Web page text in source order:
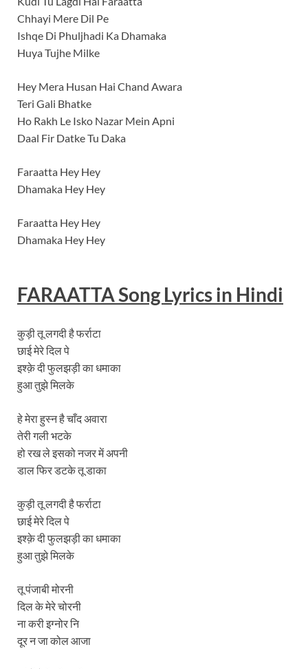
Chhayi Mere Dil Pe
Ishqe Di Phuljhadi Ka Dhamaka
Huya Tujhe Milke
Hey Mera Husan Hai Chand Awara
Teri Gali Bhatke
Ho Rakh Le Isko Nazar Mein Apni
Daal Fir Datke Tu Daka
Faraatta Hey Hey
Dhamaka Hey Hey
Faraatta Hey Hey
Dhamaka Hey Hey
FARAATTA Song Lyrics in Hindi
कुड़ी तू लगदी है फर्राटा
छाई मेरे दिल पे
इश्क़े दी फुलझड़ी का धमाका
हुआ तुझे मिलके
हे मेरा हुस्न है चाँद अवारा
तेरी गली भटके
हो रख ले इसको नजर में अपनी
डाल फिर डटके तू डाका
कुड़ी तू लगदी है फर्राटा
छाई मेरे दिल पे
इश्क़े दी फुलझड़ी का धमाका
हुआ तुझे मिलके
तू पंजाबी मोरनी
दिल के मेरे चोरनी
ना करी इग्नोर नि
दूर न जा कोल आजा